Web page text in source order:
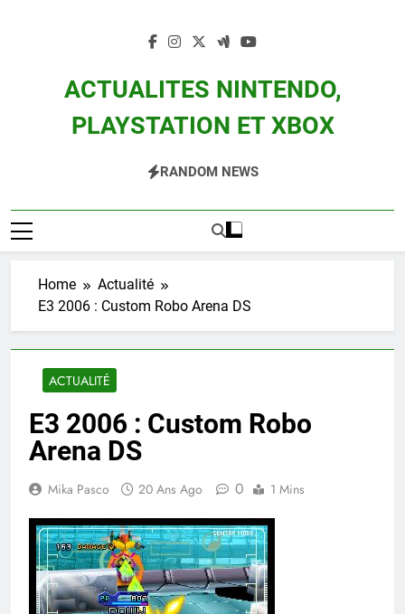
ACTUALITES NINTENDO,
PLAYSTATION ET XBOX
Zelda, Splatoon, Pokemon Entre Autres
RANDOM NEWS
Home
Actualité
E3 2006 : Custom Robo Arena DS
ACTUALITÉ
E3 2006 : Custom Robo
Arena DS
Mika Pasco 20 Ans Ago 0 1 Mins